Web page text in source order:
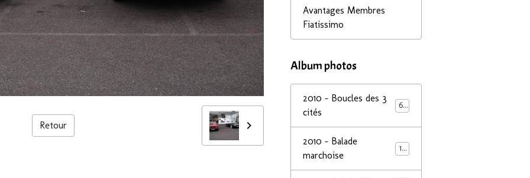
Retour
Avantages Membres
Fiatissimo
Album photos
2010 - Boucles des 3
cités
68
2010 - Balade
marchoise
14